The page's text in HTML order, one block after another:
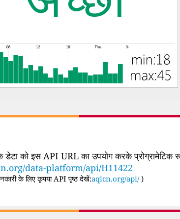
डेटा को इस API URL का उपयोग करके
data-platform/api/H11422
के लिए कृपया API पृष्ठ देखें:aqicn.org/api/ )